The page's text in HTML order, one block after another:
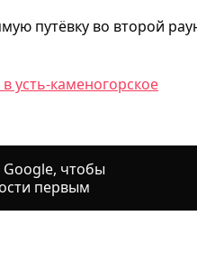
путёвку во второй
усть-каменогорское
чтобы
первым